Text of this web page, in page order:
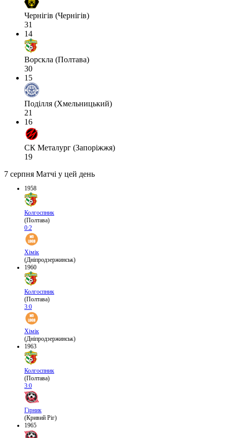
Чернігів (Чернігів)
31
14
Ворскла (Полтава)
30
15
Поділля (Хмельницький)
21
16
СК Металург (Запоріжжя)
19
7 серпня Матчі у цей день
1958
Колгоспник
(Полтава)
0:2
Хімік
(Дніпродзержинськ)
1960
Колгоспник
(Полтава)
3:0
Хімік
(Дніпродзержинськ)
1963
Колгоспник
(Полтава)
3:0
Гірник
(Кривий Ріг)
1965